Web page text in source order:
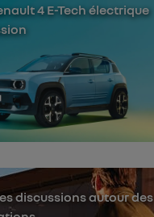
4 E-Tech électrique
discussions autour des